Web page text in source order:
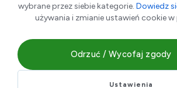
Przyznajemy 1000 punktów LifeStal, za
wybrane przez siebie kategorie. Dowiedz
używania i zmianie ustawień cookie w
Odrzuć / Wycofaj zgody
Ustawienia